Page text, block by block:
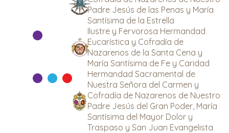
Padre Jesús de las Penas y María
Santísima de la Estrella
Ilustre y Fervorosa Hermandad
Eucarística y Cofradía de
Nazarenos de la Santa Cena y
María Santísima de Fe y Caridad
Hermandad Sacramental de
Nuestra Señora del Carmen y
Cofradía de Nazarenos de Nuestro
Padre Jesús del Gran Poder, María
Santísima del Mayor Dolor y
Traspaso y San Juan Evangelista